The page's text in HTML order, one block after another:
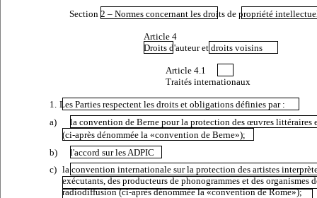
Section 2 – Normes concernant les droits de propriété
Article 4
Droits d'auteur et droits voisins
Article 4.1
Traités internationaux
1. Les Parties respectent les droits et obligations définies par :
a)
la convention de Berne pour la protection des œuvres littéraires
(ci-après dénommée la «convention de Berne»);
b)
c)
l'accord sur les ADPIC
la convention internationale sur la protection des artistes
exécutants, des producteurs de phonogrammes et des organismes
radiodiffusion (ci-après dénommée la «convention de Rome»);